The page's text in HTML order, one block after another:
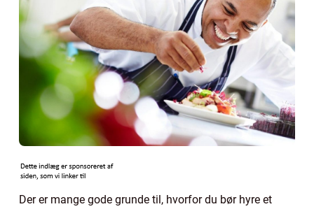
Der er mange gode grunde til, hvorfor du bør hyre et